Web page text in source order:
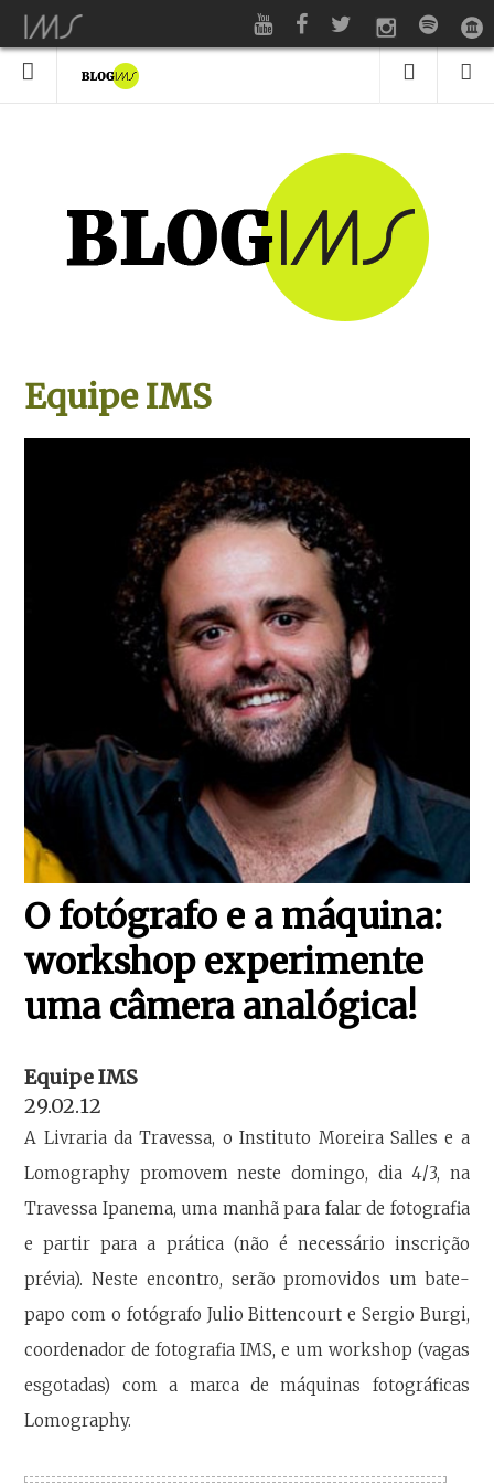
Equipe IMS
O fotógrafo e a máquina:
workshop experimente
uma câmera analógica!
Equipe IMS
29.02.12
A Livraria da Travessa, o Instituto Moreira Salles e a
Lomography promovem neste domingo, dia 4/3, na
Travessa Ipanema, uma manhã para falar de fotografia
e partir para a prática (não é necessário inscrição
prévia). Neste encontro, serão promovidos um bate-
papo com o fotógrafo Julio Bittencourt e Sergio Burgi,
coordenador de fotografia IMS, e um workshop (vagas
esgotadas) com a marca de máquinas fotográficas
Lomography.